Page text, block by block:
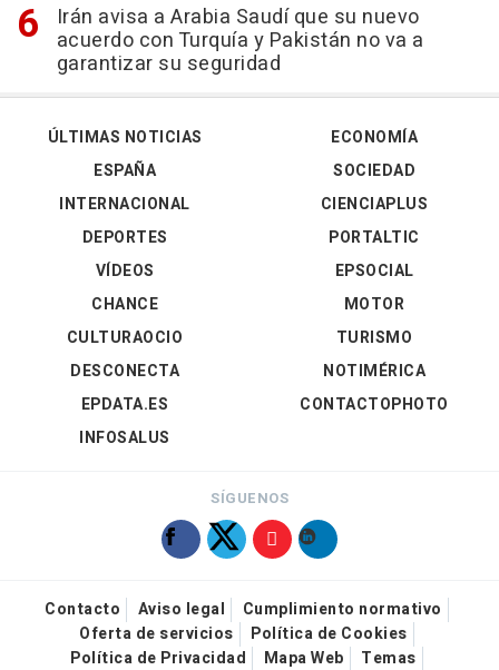
Irán avisa a Arabia Saudí que su nuevo
acuerdo con Turquía y Pakistán no va a
garantizar su seguridad
ÚLTIMAS NOTICIAS
ESPAÑA
INTERNACIONAL
DEPORTES
VÍDEOS
ECONOMÍA
SOCIEDAD
CIENCIAPLUS
PORTALTIC
EPSOCIAL
CHANCE
CULTURAOCIO
DESCONECTA
EPDATA.ES
INFOSALUS
MOTOR
TURISMO
NOTIMÉRICA
CONTACTOPHOTO
SÍGUENOS
Contacto Aviso legal
Cumplimiento normativo
Oferta de servicios
Política de Cookies
Política de Privacidad
Mapa Web Temas